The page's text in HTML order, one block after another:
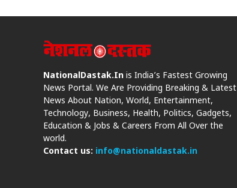
NationalDastak.In is India’s Fastest Growing
News Portal. We Are Providing Breaking & Latest
News About Nation, World, Entertainment,
Technology, Business, Health, Politics, Gadgets,
Education & Jobs & Careers From All Over the
world.
Contact us: info@nationaldastak.in